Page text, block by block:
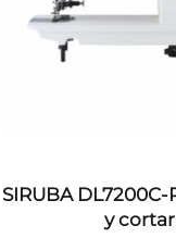
SIRUBA DL7200C-
y cortar